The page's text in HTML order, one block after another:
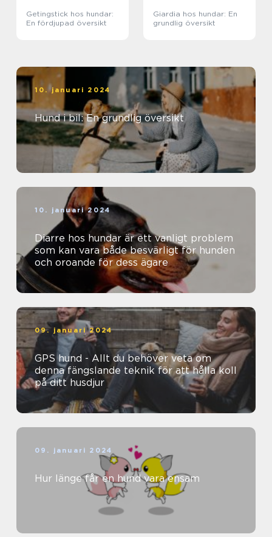
Getingstick hos hundar:
En fördjupad översikt
Giardia hos hundar: En
grundlig översikt
10. januari 2024
Hund i bil: En grundlig översikt
10. januari 2024
Diarre hos hundar är ett vanligt problem
som kan vara både besvärligt för hunden
och oroande för dess ägare
09. januari 2024
GPS hund - Allt du behöver veta om
denna fängslande teknik för att hålla koll
på ditt husdjur
09. januari 2024
Hur länge får en hund vara ensam